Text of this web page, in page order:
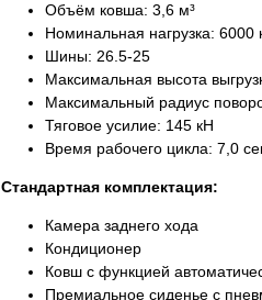
Объём ковша: 3,6 м³
Номинальная нагрузка: 6000
Шины: 26.5-25
Максимальная высота
Максимальный радиус
Тяговое усилие: 145 кН
Время рабочего цикла: 7,0
Стандартная комплектация:
Камера заднего хода
Кондиционер
Ковш с функцией
Премиальное сиденье с